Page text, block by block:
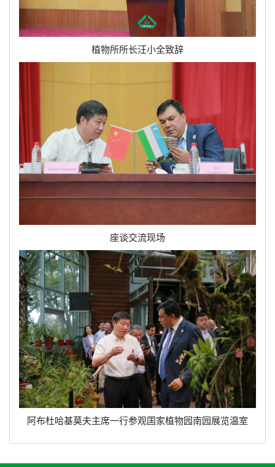
植物所所长汪小全致辞
座谈交流现场
阿布杜哈基莫夫主席一行参观国家植物园南园展览温室